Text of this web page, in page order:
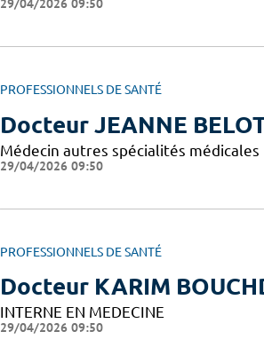
29/04/2026 09:50
PROFESSIONNELS DE SANTÉ
Docteur JEANNE
Médecin autres spécialités médicales
29/04/2026 09:50
PROFESSIONNELS DE SANTÉ
Docteur KARIM
INTERNE EN MEDECINE
29/04/2026 09:50